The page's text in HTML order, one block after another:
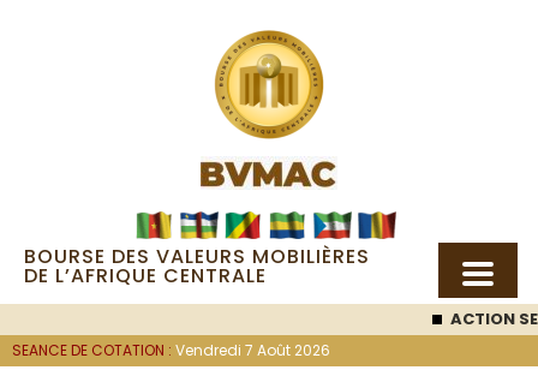
BOURSE DES VALEURS MOBILIÈRES
DE L’AFRIQUE CENTRALE
ACTION
SEANCE DE COTATION : Vendredi 7 Août 2026